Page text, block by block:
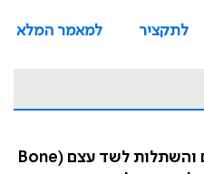
לתקציר
למאמר המלא
המטולוגיה אונקולוגיה ילדים והשתלות לשד עצם (Bone